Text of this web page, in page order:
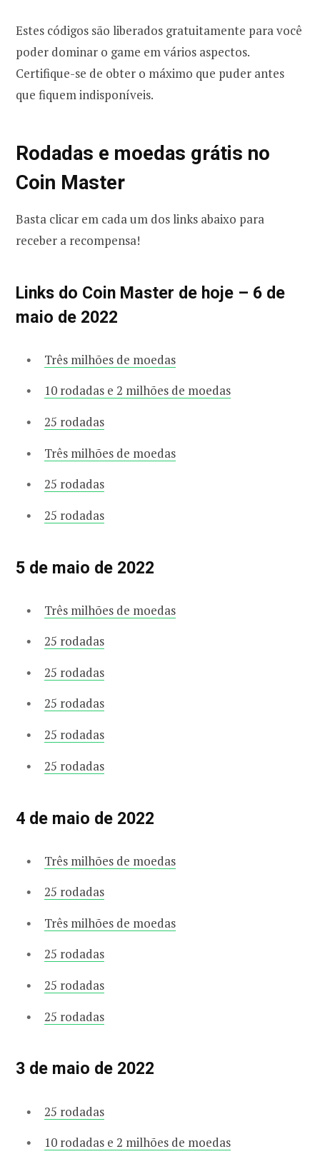
Estes códigos são liberados gratuitamente para você
poder dominar o game em vários aspectos.
Certifique-se de obter o máximo que puder antes
que fiquem indisponíveis.
Rodadas e moedas grátis no
Coin Master
Basta clicar em cada um dos links abaixo para
receber a recompensa!
Links do Coin Master de hoje – 6 de
maio de 2022
Três milhões de moedas
10 rodadas e 2 milhões de moedas
25 rodadas
Três milhões de moedas
25 rodadas
25 rodadas
5 de maio de 2022
Três milhões de moedas
25 rodadas
25 rodadas
25 rodadas
25 rodadas
25 rodadas
4 de maio de 2022
Três milhões de moedas
25 rodadas
Três milhões de moedas
25 rodadas
25 rodadas
25 rodadas
3 de maio de 2022
25 rodadas
10 rodadas e 2 milhões de moedas